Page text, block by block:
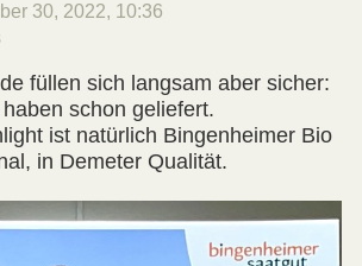
30, 2022, 10:36
füllen sich langsam aber sicher:
schon geliefert.
ist natürlich Bingenheimer Bio
in Demeter Qualität.